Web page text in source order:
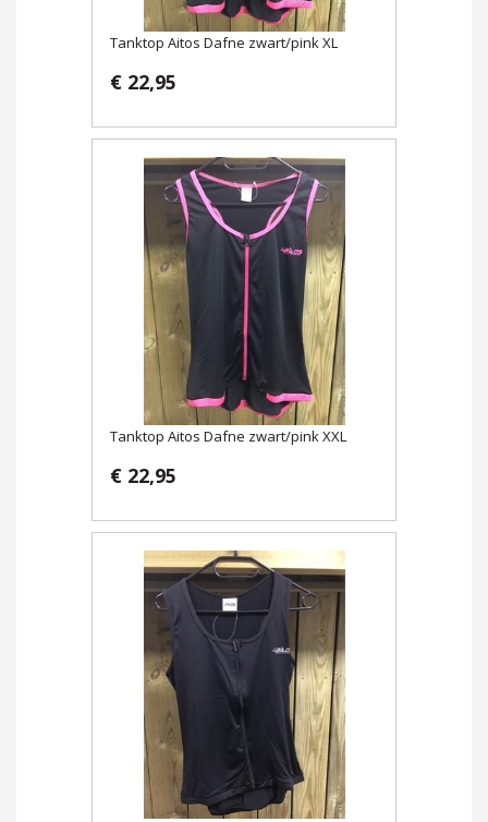
Tanktop Aitos Dafne zwart/pink XL
€ 22,95
Tanktop Aitos Dafne zwart/pink XXL
€ 22,95